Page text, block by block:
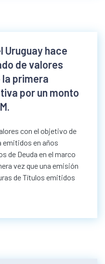
Uruguay hace
de valores
la primera
por un monto
con el objetivo de
emitidos en años
de Deuda en el marco
vez que una emisión
de Títulos emitidos